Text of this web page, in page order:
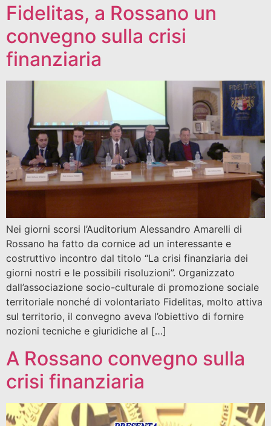
Fidelitas, a Rossano un
convegno sulla crisi
finanziaria
Nei giorni scorsi l’Auditorium Alessandro Amarelli di
Rossano ha fatto da cornice ad un interessante e
costruttivo incontro dal titolo “La crisi finanziaria dei
giorni nostri e le possibili risoluzioni”. Organizzato
dall’associazione socio-culturale di promozione sociale
territoriale nonché di volontariato Fidelitas, molto attiva
sul territorio, il convegno aveva l’obiettivo di fornire
nozioni tecniche e giuridiche al […]
A Rossano convegno sulla
crisi finanziaria